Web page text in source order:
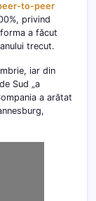
to-peer
privind
a făcut
trecut.
iar din
Sud „a
a arătat